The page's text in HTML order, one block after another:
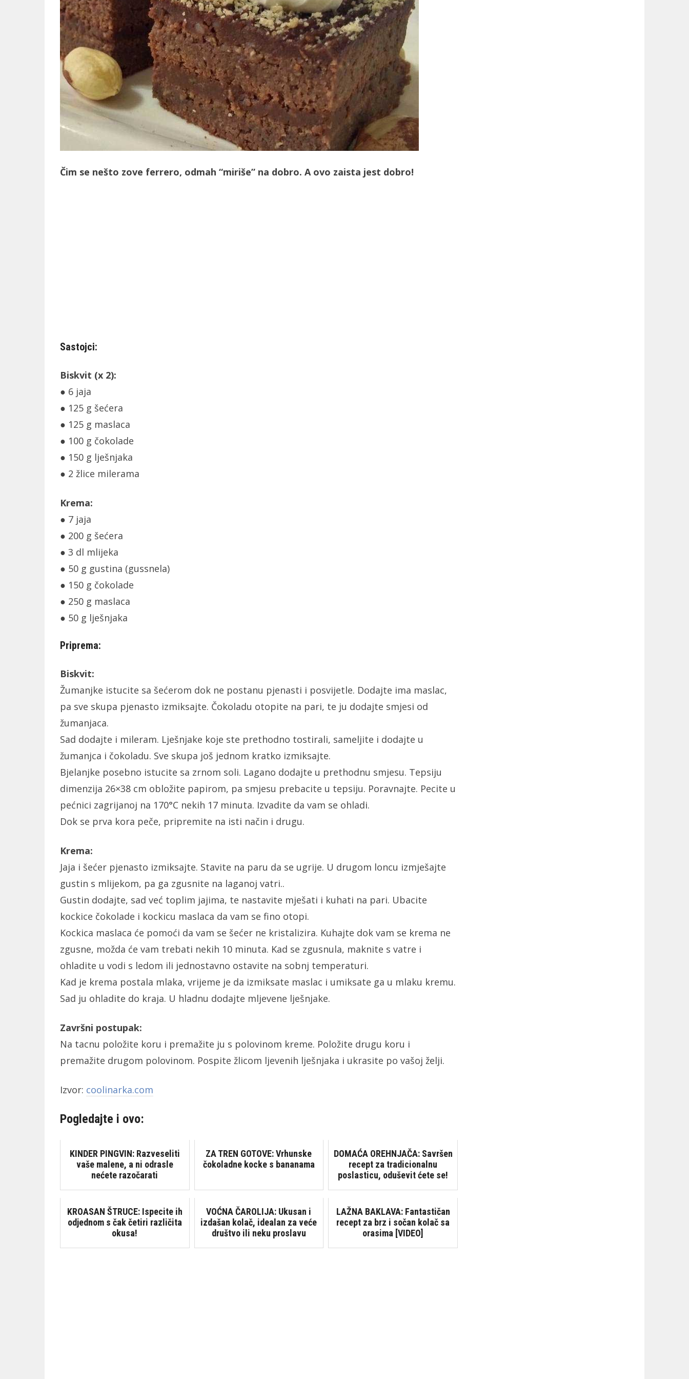
Čim se nešto zove ferrero, odmah “miriše” na dobro. A ovo zaista jest dobro!
Sastojci:
Biskvit (x 2):
● 6 jaja
● 125 g šećera
● 125 g maslaca
● 100 g čokolade
● 150 g lješnjaka
● 2 žlice milerama
Krema:
● 7 jaja
● 200 g šećera
● 3 dl mlijeka
● 50 g gustina (gussnela)
● 150 g čokolade
● 250 g maslaca
● 50 g lješnjaka
Priprema:
Biskvit:
Žumanjke istucite sa šećerom dok ne postanu pjenasti i posvijetle. Dodajte ima maslac,
pa sve skupa pjenasto izmiksajte. Čokoladu otopite na pari, te ju dodajte smjesi od
žumanjaca.
Sad dodajte i mileram. Lješnjake koje ste prethodno tostirali, sameljite i dodajte u
žumanjca i čokoladu. Sve skupa još jednom kratko izmiksajte.
Bjelanjke posebno istucite sa zrnom soli. Lagano dodajte u prethodnu smjesu. Tepsiju
dimenzija 26×38 cm obložite papirom, pa smjesu prebacite u tepsiju. Poravnajte. Pecite u
pećnici zagrijanoj na 170°C nekih 17 minuta. Izvadite da vam se ohladi.
Dok se prva kora peče, pripremite na isti način i drugu.
Krema:
Jaja i šećer pjenasto izmiksajte. Stavite na paru da se ugrije. U drugom loncu izmješajte
gustin s mlijekom, pa ga zgusnite na laganoj vatri..
Gustin dodajte, sad već toplim jajima, te nastavite mješati i kuhati na pari. Ubacite
kockice čokolade i kockicu maslaca da vam se fino otopi.
Kockica maslaca će pomoći da vam se šećer ne kristalizira. Kuhajte dok vam se krema ne
zgusne, možda će vam trebati nekih 10 minuta. Kad se zgusnula, maknite s vatre i
ohladite u vodi s ledom ili jednostavno ostavite na sobnj temperaturi.
Kad je krema postala mlaka, vrijeme je da izmiksate maslac i umiksate ga u mlaku kremu.
Sad ju ohladite do kraja. U hladnu dodajte mljevene lješnjake.
Završni postupak:
Na tacnu položite koru i premažite ju s polovinom kreme. Položite drugu koru i
premažite drugom polovinom. Pospite žlicom ljevenih lješnjaka i ukrasite po vašoj želji.
Izvor: coolinarka.com
Pogledajte i ovo:
KINDER PINGVIN: Razveseliti
vaše malene, a ni odrasle
nećete razočarati
ZA TREN GOTOVE: Vrhunske
čokoladne kocke s bananama
DOMAĆA OREHNJAČA: Savršen
recept za tradicionalnu
poslasticu, oduševit ćete se!
KROASAN ŠTRUCE: Ispecite ih
odjednom s čak četiri različita
okusa!
VOĆNA ČAROLIJA: Ukusan i
izdašan kolač, idealan za veće
društvo ili neku proslavu
LAŽNA BAKLAVA: Fantastičan
recept za brz i sočan kolač sa
orasima [VIDEO]